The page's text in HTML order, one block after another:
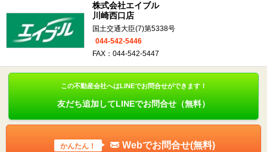
株式会社エイブル
川崎西口店
国土交通大臣(7)第5338号
044-542-5446
FAX：044-542-5447
この不動産会社へはLINEでお問合せができます！
友だち追加してLINEでお問合せ（無料）
かんたん！ Webでお問合せ(無料)